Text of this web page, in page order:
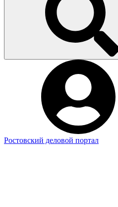
Ростовский деловой портал